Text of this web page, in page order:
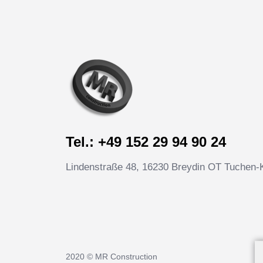
Tel.: +49 152 29 94 90 24
Lindenstraße 48, 16230 Breydin OT Tuchen-
2020 © MR Construction